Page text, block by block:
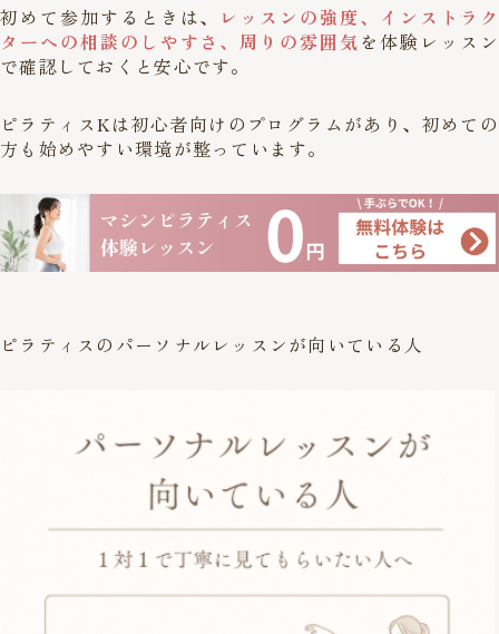
初めて参加するときは、
レッスンの強度、インストラク
ターへの相談のしやすさ、周りの雰囲気を体験レッスン
で確認しておくと安心です。
ピラティスKは初心者向けのプログラムがあり、初めての
方も始めやすい環境が整っています。
ピラティスのパーソナルレッスンが向いている人